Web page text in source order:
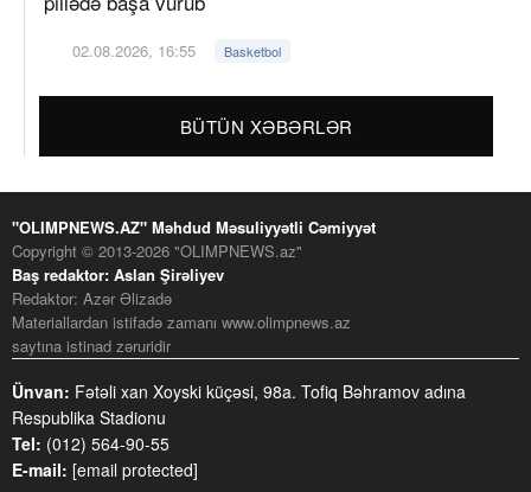
02.08.2026, 16:55 Basketbol
BÜTÜN XƏBƏRLƏR
"OLIMPNEWS.AZ" Məhdud Məsuliyyətli Cəmiyyət
Copyright © 2013-2026 "OLIMPNEWS.az"
Baş redaktor: Aslan Şirəliyev
Redaktor: Azər Əlizadə
Materiallardan istifadə zamanı www.olimpnews.az
saytına istinad zəruridir
Ünvan: Fətəli xan Xoyski küçəsi, 98a. Tofiq Bəhramov adına
Respublika Stadionu
Tel: (012) 564-90-55
E-mail: [email protected]